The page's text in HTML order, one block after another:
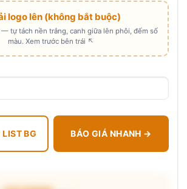
logo lên (không bắt buộc)
— tự tách nền trắng, canh giữa lên phôi, đếm số
màu. Xem trước bên trái ↖
BG BÁO GIÁ NHANH →